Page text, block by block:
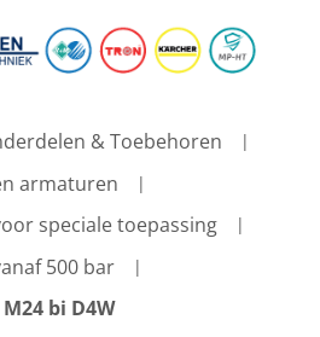
& Toebehoren
armaturen
speciale toepassing
500 bar
bi D4W